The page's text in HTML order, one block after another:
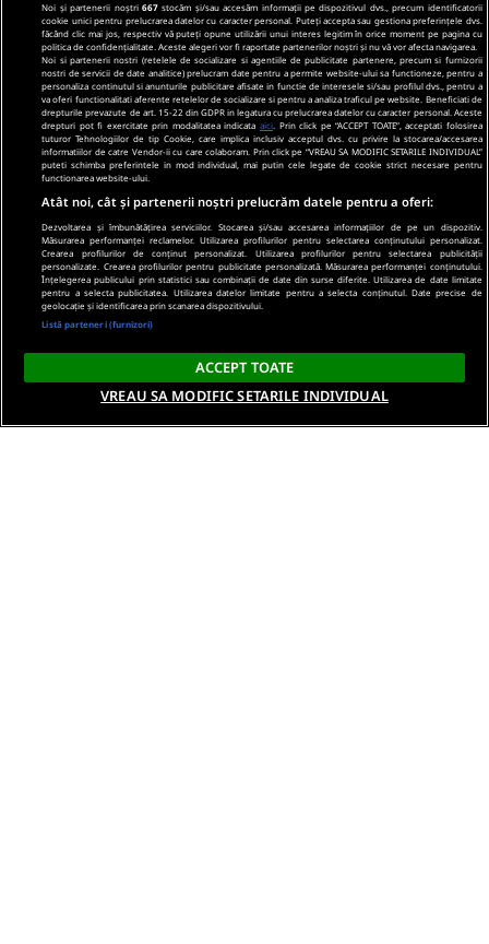
Noi și partenerii noștri667 stocăm și/sau accesăm informații pe dispozitivul dvs., precum identificatorii
cookie unici pentru prelucrarea datelor cu caracter personal. Puteți accepta sau gestiona preferințele dvs.
făcând clic mai jos, respectiv vă puteți opune utilizării unui interes legitim în orice moment pe pagina cu
politica de confidențialitate. Aceste alegeri vor fi raportate partenerilor noștri și nu vă vor afecta navigarea.
Noi si partenerii nostri (retelele de socializare si agentiile de publicitate partenere, precum si furnizorii
nostri de servicii de date analitice) prelucram date pentru a permite website-ului sa functioneze, pentru a
personaliza continutul si anunturile publicitare afisate in functie de interesele si/sau profilul dvs., pentru a
va oferi functionalitati aferente retelelor de socializare si pentru a analiza traficul pe website. Beneficiati de
drepturile prevazute de art. 15-22 din GDPR in legatura cu prelucrarea datelor cu caracter personal. Aceste
drepturi pot fi exercitate prin modalitatea indicata aici . Prin click pe “ACCEPT TOATE”, acceptati folosirea
tuturor Tehnologiilor de tip Cookie, care implica inclusiv acceptul dvs. cu privire la stocarea/accesarea
informatiilor de catre Vendor-ii cu care colaboram. Prin click pe “VREAU SA MODIFIC SETARILE INDIVIDUAL”
puteti schimba preferintele in mod individual, mai putin cele legate de cookie strict necesare pentru
functionarea website-ului.
Atât noi, cât și partenerii noștri prelucrăm datele pentru a oferi:
Dezvoltarea și îmbunătățirea serviciilor. Stocarea și/sau accesarea informațiilor de pe un dispozitiv.
Măsurarea performanței reclamelor. Utilizarea profilurilor pentru selectarea conținutului personalizat.
Crearea profilurilor de conținut personalizat. Utilizarea profilurilor pentru selectarea publicității
personalizate. Crearea profilurilor pentru publicitate personalizată. Măsurarea performanței conținutului.
Înțelegerea publicului prin statistici sau combinații de date din surse diferite. Utilizarea de date limitate
pentru a selecta publicitatea. Utilizarea datelor limitate pentru a selecta conținutul. Date precise de
geolocație și identificarea prin scanarea dispozitivului.
Listă parteneri (furnizori)
ACCEPT TOATE
VREAU SA MODIFIC SETARILE INDIVIDUAL